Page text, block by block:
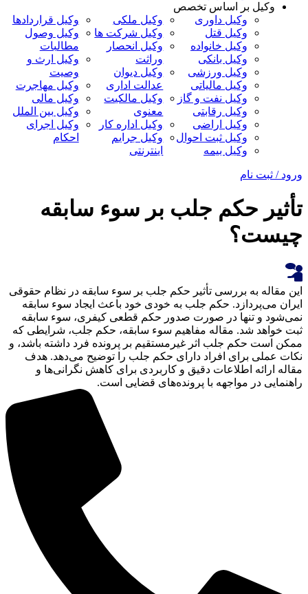
وکیل بر اساس تخصص
وکیل داوری
وکیل قتل
وکیل خانواده
وکیل بانکی
وکیل ورزشی
وکیل مالیاتی
وکیل نفت و گاز
وکیل رقابتی
وکیل اراضی
وکیل ثبت احوال
وکیل بیمه
وکیل ملکی
وکیل شرکت ها
وکیل انحصار
وراثت
وکیل دیوان
عدالت اداری
وکیل مالکیت
معنوی
وکیل اداره کار
وکیل جرایم
اینترنتی
وکیل قراردادها
وکیل وصول
مطالبات
وکیل ارث و
وصیت
وکیل مهاجرت
وکیل مالی
وکیل بین الملل
وکیل اجرای
احکام
ورود / ثبت نام
تأثیر حکم جلب بر سوء سابقه
چیست؟
این مقاله به بررسی تأثیر حکم جلب بر سوء سابقه در نظام حقوقی
ایران می‌پردازد. حکم جلب به خودی خود باعث ایجاد سوء سابقه
نمی‌شود و تنها در صورت صدور حکم قطعی کیفری، سوء سابقه
ثبت خواهد شد. مقاله مفاهیم سوء سابقه، حکم جلب، شرایطی که
ممکن است حکم جلب اثر غیرمستقیم بر پرونده فرد داشته باشد، و
نکات عملی برای افراد دارای حکم جلب را توضیح می‌دهد. هدف
مقاله ارائه اطلاعات دقیق و کاربردی برای کاهش نگرانی‌ها و
راهنمایی در مواجهه با پرونده‌های قضایی است.